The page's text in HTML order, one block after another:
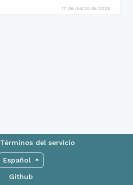
17 de marzo de 2025
Términos del servicio
Español
Github